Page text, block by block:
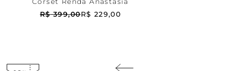
R$ 399,00R$ 229,00